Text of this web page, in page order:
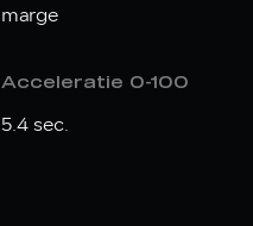
marge
Acceleratie 0-100
5.4 sec.